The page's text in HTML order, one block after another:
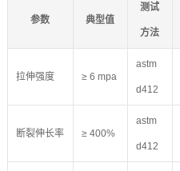
参数 典型值
测试
方法
拉伸强度 ≥ 6 mpa
astm
d412
断裂伸长率 ≥ 400%
astm
d412